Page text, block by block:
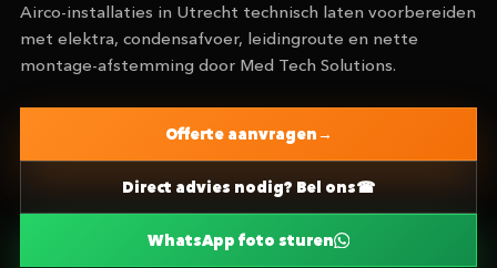
Airco-installaties in Utrecht technisch laten voorbereiden
met elektra, condensafvoer, leidingroute en nette
montage-afstemming door Med Tech Solutions.
Offerte aanvragen
Direct advies nodig? Bel ons
WhatsApp foto sturen